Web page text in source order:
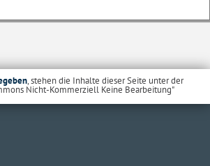
, stehen die Inhalte dieser Seite unter der